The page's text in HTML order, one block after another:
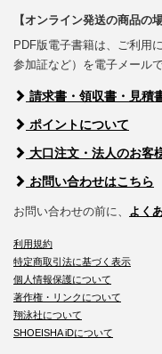
【オンライン発送の商品の場
PDF版電子書籍は、ご利用
参加証など）を電子メール
請求書・領収書・見積
ポイントについて
大口注文・法人のお客
お問い合わせはこちら
お問い合わせの前に、 よく
利用規約
特定商取引法に基づく表示
個人情報保護について
著作権・リンクについて
翔泳社について
SHOEISHA iDについて